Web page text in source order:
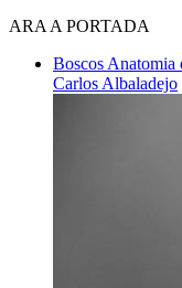
ARA A PORTADA
Boscos Anatomia
Carlos Albaladejo